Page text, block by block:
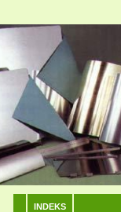
INDEKS